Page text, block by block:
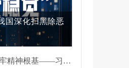
深化扫黑除恶
以坚定的理想信念筑牢精神根基——习近平党建思想理论品格系列述评之一